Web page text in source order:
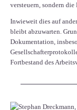
versteuern, sondern
Inwieweit dies auf
bleibt abzuwarten.
Dokumentation,
Fortbestand des